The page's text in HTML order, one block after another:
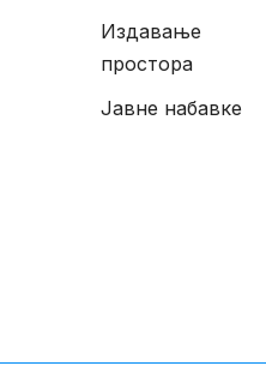
Издавање
простора
Јавне набавке